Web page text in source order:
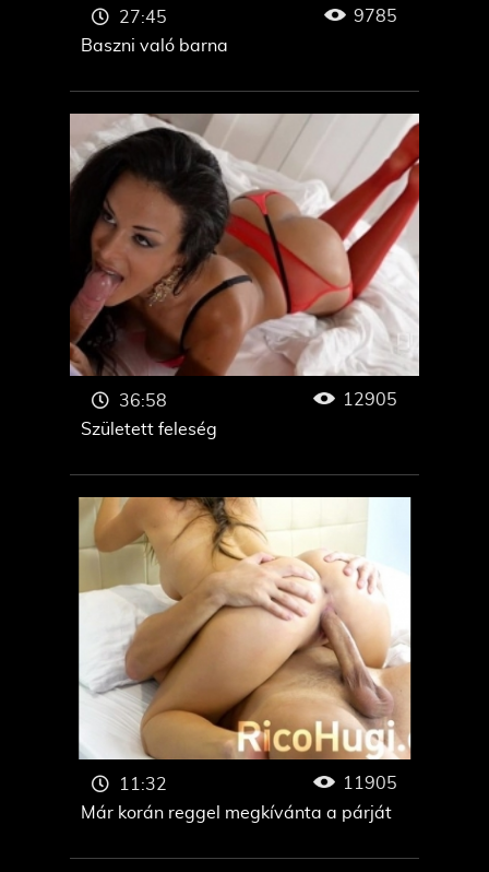
Baszni való barna
27:45 9785
Született feleség
36:58 12905
Már korán reggel megkívánta a párját
11:32 11905